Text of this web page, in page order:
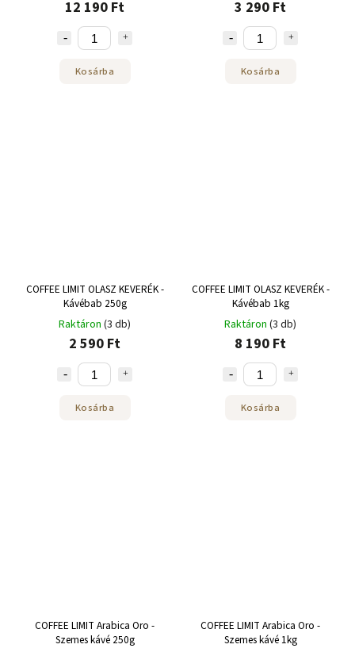
12 190 Ft
Kosárba
3 290 Ft
Kosárba
COFFEE LIMIT OLASZ KEVERÉK -
Kávébab 250g
Raktáron (3 db)
2 590 Ft
Kosárba
COFFEE LIMIT OLASZ KEVERÉK -
Kávébab 1kg
Raktáron (3 db)
8 190 Ft
Kosárba
COFFEE LIMIT Arabica Oro -
Szemes kávé 250g
COFFEE LIMIT Arabica Oro -
Szemes kávé 1kg